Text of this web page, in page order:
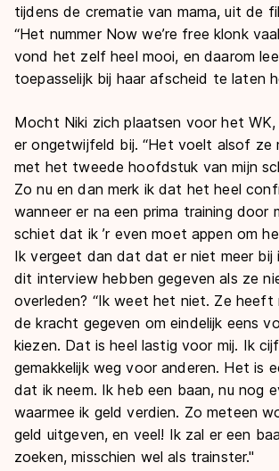
tijdens de crematie van mama, uit de
“Het nummer Now we’re free klonk
vond het zelf heel mooi, en daarom
toepasselijk bij haar afscheid te laten
Mocht Niki zich plaatsen voor het WK,
er ongetwijfeld bij. “Het voelt alsof ze
met het tweede hoofdstuk van mijn
Zo nu en dan merk ik dat het heel
wanneer er na een prima training door
schiet dat ik ’r even moet appen om
Ik vergeet dan dat dat er niet meer bij
dit interview hebben gegeven als ze
overleden? “Ik weet het niet. Ze heeft
de kracht gegeven om eindelijk eens
kiezen. Dat is heel lastig voor mij. Ik
gemakkelijk weg voor anderen. Het is
dat ik neem. Ik heb een baan, nu nog
waarmee ik geld verdien. Zo meteen
geld uitgeven, en veel! Ik zal er een
zoeken, misschien wel als trainster."